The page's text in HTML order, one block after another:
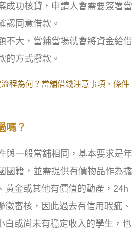
成功核貸，申請人會需要簽署當
認同意借款。
不大，當鋪當場就會將資金給借
的方式撥款。
程為何？當舖借錢注意事項、條件
嗎？
與一般當舖相同，基本要求是年
國籍，並需提供有價物品作為擔
黃金或其他有價值的動產，24h
徵審核，因此過去有信用瑕疵、
白或尚未有穩定收入的學生，也